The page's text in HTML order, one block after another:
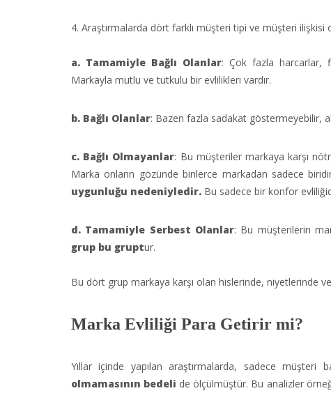
4. Araştırmalarda dört farklı müşteri tipi ve müşteri ilişkisi
a. Tamamiyle Bağlı Olanlar: Çok fazla harcarlar,
Markayla mutlu ve tutkulu bir evlilikleri vardır.
b. Bağlı Olanlar: Bazen fazla sadakat göstermeyebilir,
c. Bağlı Olmayanlar: Bu müşteriler markaya karşı
Marka onların gözünde binlerce markadan sadece
uygunluğu nedeniyledir. Bu sadece bir konfor
d. Tamamiyle Serbest Olanlar: Bu müşterilerin
grup bu gruptur.
Bu dört grup markaya karşı olan hislerinde, niyetlerinde ve
Marka Evliliği Para Getirir mi?
Yıllar içinde yapılan araştırmalarda, sadece müşteri
olmamasının bedeli de ölçülmüştür. Bu analizler